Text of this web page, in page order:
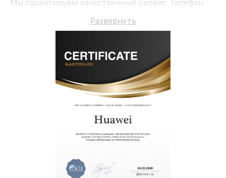
Мы гарантируем качественный сервис Телефон
Развернуть